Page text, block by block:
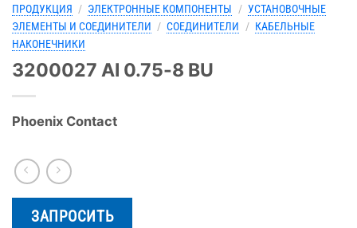
ПРОДУКЦИЯ / ЭЛЕКТРОННЫЕ КОМПОНЕНТЫ / УСТАНОВОЧНЫЕ
ЭЛЕМЕНТЫ И СОЕДИНИТЕЛИ / СОЕДИНИТЕЛИ / КАБЕЛЬНЫЕ
НАКОНЕЧНИКИ
3200027 AI 0.75-8 BU
Phoenix Contact
ЗАПРОСИТЬ